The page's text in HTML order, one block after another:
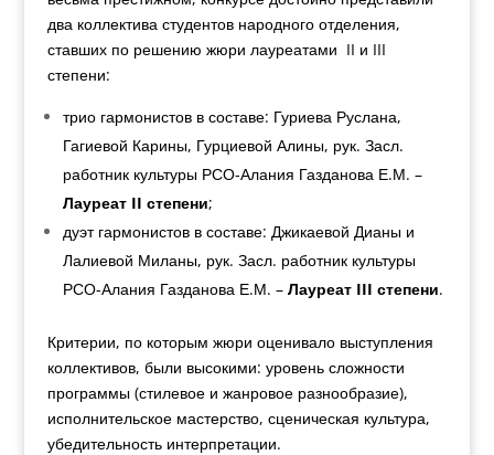
два коллектива студентов народного отделения,
ставших по решению жюри лауреатами II и III
степени:
трио гармонистов в составе: Гуриева Руслана,
Гагиевой Карины, Гурциевой Алины, рук. Засл.
работник культуры РСО-Алания Газданова Е.М. –
Лауреат II степени;
дуэт гармонистов в составе: Джикаевой Дианы и
Лалиевой Миланы, рук. Засл. работник культуры
РСО-Алания Газданова Е.М. – Лауреат III степени.
Критерии, по которым жюри оценивало выступления
коллективов, были высокими: уровень сложности
программы (стилевое и жанровое разнообразие),
исполнительское мастерство, сценическая культура,
убедительность интерпретации.